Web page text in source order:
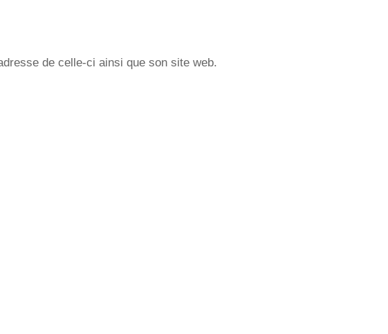
de celle-ci ainsi que son site web.